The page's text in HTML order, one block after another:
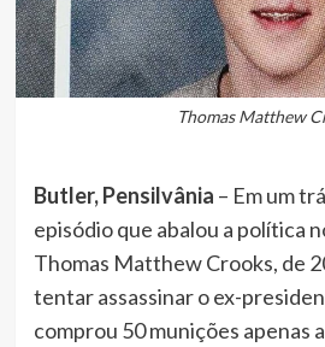
Thomas Matthew
Butler, Pensilvânia – Em um
episódio que abalou a política
Thomas Matthew Crooks, de
tentar assassinar o ex-
comprou 50 munições apenas